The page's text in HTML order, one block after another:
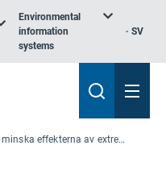
Environmental
information
systems
SV
Var beredd: minska effekterna av extrema väderförhållanden på människors liv